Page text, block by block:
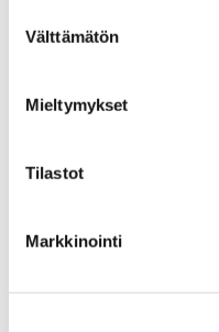
valinta
Välttämätön
Mieltymykset
Tilastot
Markkinointi